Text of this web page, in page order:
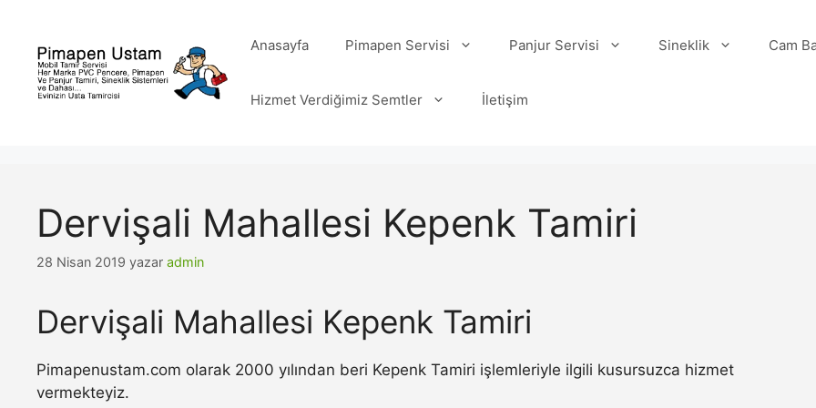
Anasayfa Pimapen Servisi Panjur Servisi Sineklik Cam
Hizmet Verdiğimiz Semtler İletişim
Dervişali Mahallesi Kepenk Tamiri
28 Nisan 2019 yazar admin
Dervişali Mahallesi Kepenk Tamiri
Pimapenustam.com olarak 2000 yılından beri Kepenk Tamiri işlemleriyle ilgili kusursuzca hizmet
vermekteyiz.